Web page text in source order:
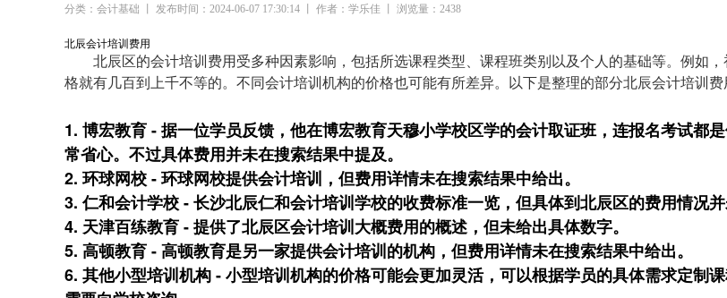
分类：会计基础 丨 发布时间：2024-06-07 17:30:14 丨 作者：学乐佳 丨 浏览量：2438
北辰会计培训费用
北辰区的会计培训费用受多种因素影响，包括所选课程类型、课程班类别以及个人的基础等。例如
格就有几百到上千不等的。不同会计培训机构的价格也可能有所差异。以下是整理的部分北辰会计培训费
1. 博宏教育 - 据一位学员反馈，他在博宏教育天穆小学校区学的会计取证班，连报名考试都
常省心。不过具体费用并未在搜索结果中提及。
2. 环球网校 - 环球网校提供会计培训，但费用详情未在搜索结果中给出。
3. 仁和会计学校 - 长沙北辰仁和会计培训学校的收费标准一览，但具体到北辰区的费用情况并
4. 天津百练教育 - 提供了北辰区会计培训大概费用的概述，但未给出具体数字。
5. 高顿教育 - 高顿教育是另一家提供会计培训的机构，但费用详情未在搜索结果中给出。
6. 其他小型培训机构 - 小型培训机构的价格可能会更加灵活，可以根据学员的具体需求定制